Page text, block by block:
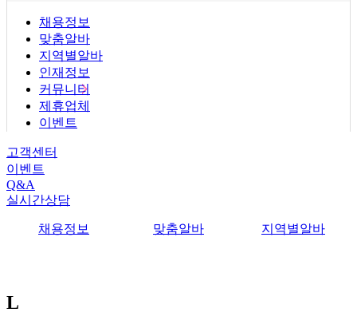
채용정보
맞춤알바
지역별알바
인재정보
커뮤니티
제휴업체
이벤트
고객센터
이벤트
Q&A
실시간상담
채용정보 맞춤알바 지역별알바
L